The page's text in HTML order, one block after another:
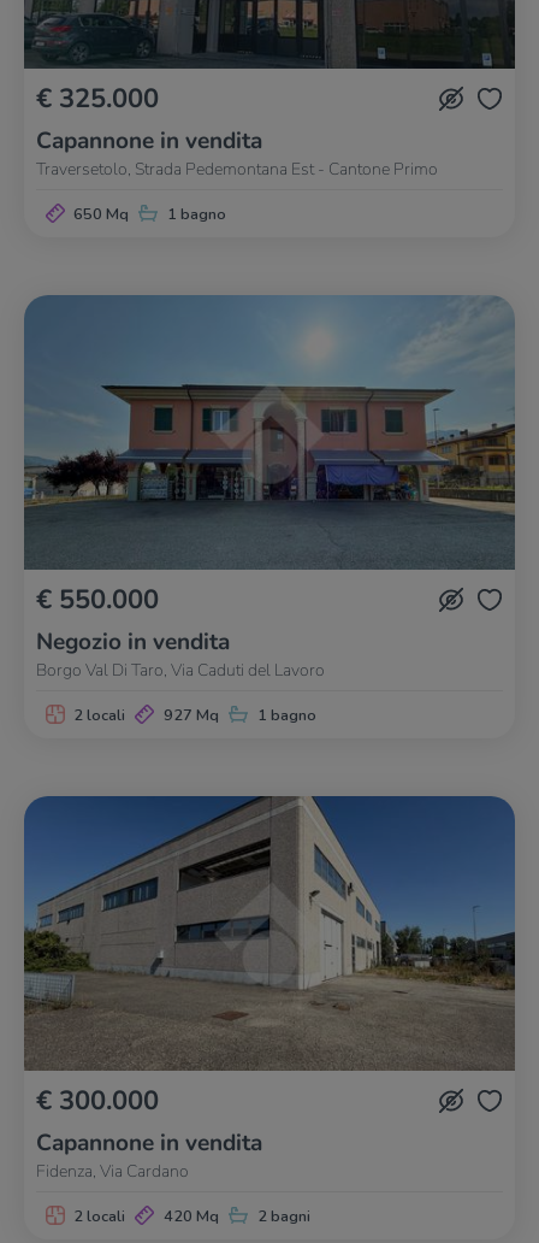
€ 325.000
Capannone in vendita
Traversetolo, Strada Pedemontana Est - Cantone Primo
650 Mq 1 bagno
€ 550.000
Negozio in vendita
Borgo Val Di Taro, Via Caduti del Lavoro
2 locali 927 Mq 1 bagno
€ 300.000
Capannone in vendita
Fidenza, Via Cardano
2 locali 420 Mq 2 bagni